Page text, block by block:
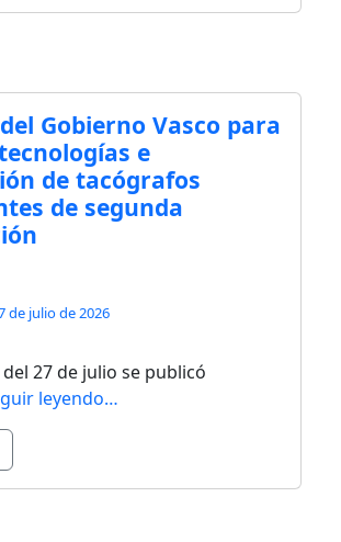
Gobierno Vasco para
e
de tacógrafos
de segunda
de julio de 2026
del 27 de julio se publicó
leyendo…